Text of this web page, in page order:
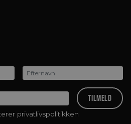
privatlivspolitikken